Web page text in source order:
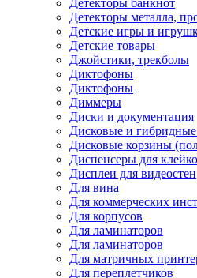
Детекторы металла,
Детские игры и
Детские товары
Джойстики, трекболы
Диктофоны
Диктофоны
Диммеры
Диски и документация
Дисковые и
Дисковые корзины
Диспенсеры для
Дисплеи для видеостен
Для вина
Для коммерческих
Для корпусов
Для ламинаторов
Для ламинаторов
Для матричных
Для переплетчиков